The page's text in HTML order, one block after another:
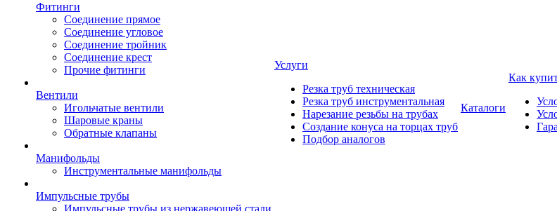
Фитинги
Соединение прямое
Соединение угловое
Соединение тройник
Соединение крест
Прочие фитинги
Вентили
Игольчатые вентили
Шаровые краны
Обратные клапаны
Манифольды
Инструментальные манифольды
Импульсные трубы
Импульсные трубы из нержавеющей стали
Услуги
Резка труб техническая
Резка труб инструментальная
Нарезание резьбы на трубах
Создание конуса на торцах труб
Подбор аналогов
Каталоги
Как